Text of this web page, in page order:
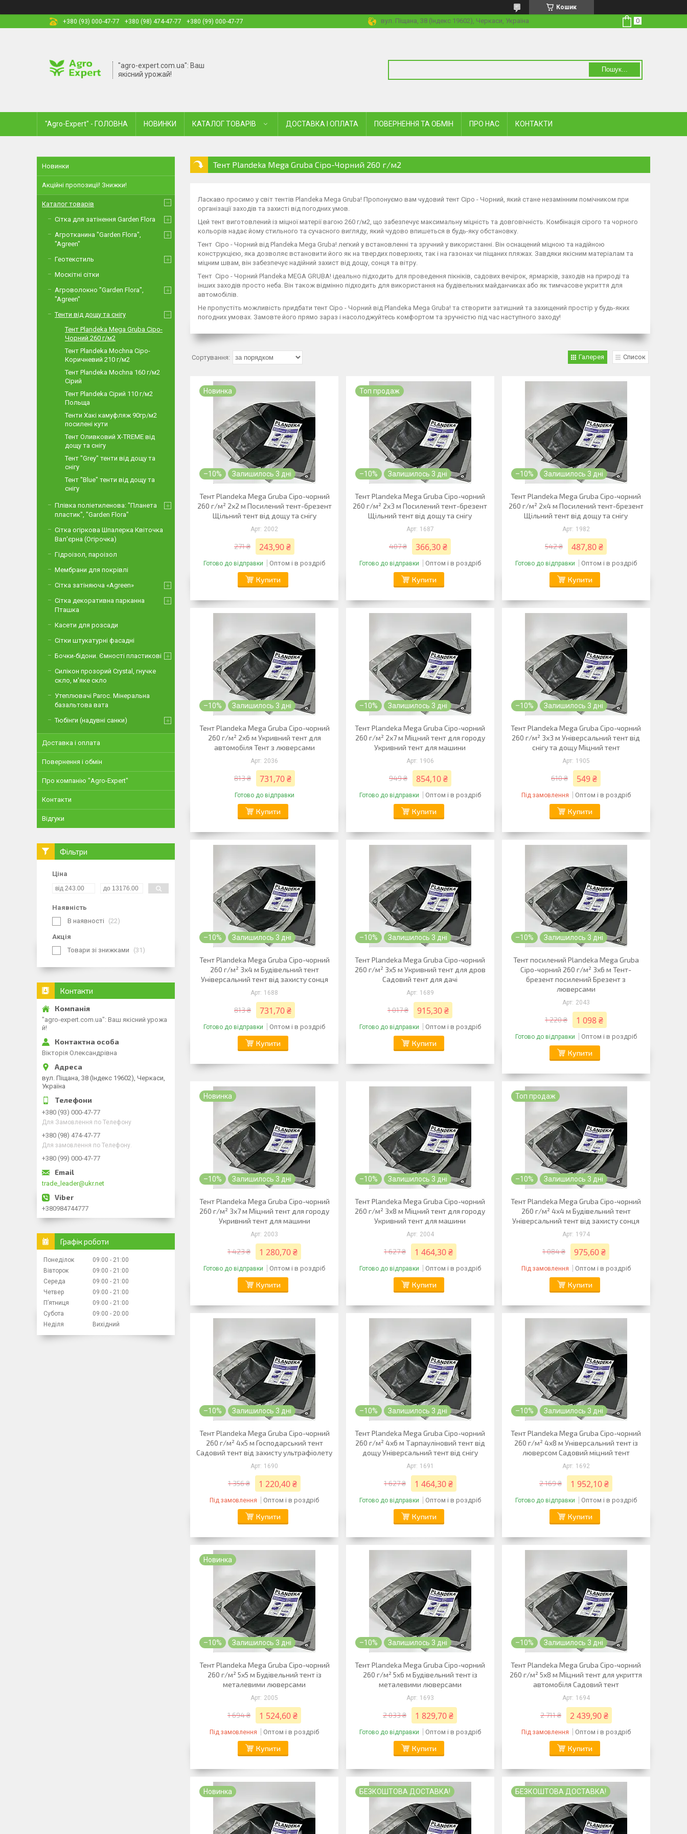
Кошик
+380 (93) 000-47-77
+380 (98) 474-47-77 +380 (99) 000-47-77 вул. Піщана, 38 (Індекс 19602), Черкаси, Україна
"agro-expert.com.ua": Ваш
якісний урожай!
Пошук...
"Agro-Expert" - ГОЛОВНА НОВИНКИ КАТАЛОГ ТОВАРІВ ДОСТАВКА І ОПЛАТА ПОВЕРНЕННЯ ТА ОБМІН ПРО НАС КОНТАКТИ
Тент Plandeka Mega Gruba Сіро-Чорний 260 г/м2
Ласкаво просимо у світ тентів Plandeka Mega Gruba! Пропонуємо вам чудовий тент Сіро - Чорний, який стане незамінним помічником при
організації заходів та захисті від погодних умов.
Цей тент виготовлений із міцної матерії вагою 260 г/м2, що забезпечує максимальну міцність та довговічність. Комбінація сірого та чорного
кольорів надає йому стильного та сучасного вигляду, який чудово впишеться в будь-яку обстановку.
Tент Сіро - Чорний від Plandeka Mega Gruba! легкий у встановленні та зручний у використанні. Він оснащений міцною та надійною
конструкцією, яка дозволяє встановити його як на твердих поверхнях, так і на газонах чи піщаних пляжах. Завдяки якісним матеріалам та
міцним швам, він забезпечує надійний захист від дощу, сонця та вітру.
Tент Сіро - Чорний Plandeka MEGA GRUBA! ідеально підходить для проведення пікніків, садових вечірок, ярмарків, заходів на природі та
інших заходів просто неба. Він також відмінно підходить для використання на будівельних майданчиках або як тимчасове укриття для
автомобілів.
Не пропустіть можливість придбати тент Сіро - Чорний від Plandeka Mega Gruba! та створити затишний та захищений простір у будь-яких
погодних умовах. Замовте його прямо зараз і насолоджуйтесь комфортом та зручністю під час наступного заходу!
Галерея Список
Новинка
–10% Залишилось 3 дні
Тент Plandeka Mega Gruba Сіро-чорний
260 г/м² 2х2 м Посилений тент-брезент
Щільний тент від дощу та снігу
2002
271 ₴ 243,90 ₴
Готово до відправки Оптом і в роздріб
Купити
Топ продаж
–10% Залишилось 3 дні
Тент Plandeka Mega Gruba Сіро-чорний
260 г/м² 2х3 м Посилений тент-брезент
Щільний тент від дощу та снігу
1687
407 ₴ 366,30 ₴
Готово до відправки Оптом і в роздріб
Купити
–10% Залишилось 3 дні
Тент Plandeka Mega Gruba Сіро-чорний
260 г/м² 2х4 м Посилений тент-брезент
Щільний тент від дощу та снігу
1982
542 ₴ 487,80 ₴
Готово до відправки Оптом і в роздріб
Купити
–10% Залишилось 3 дні
Тент Plandeka Mega Gruba Сіро-чорний
260 г/м² 2х6 м Укривний тент для
автомобіля Тент з люверсами
2036
813 ₴ 731,70 ₴
Готово до відправки
Купити
–10% Залишилось 3 дні
Тент Plandeka Mega Gruba Сіро-чорний
260 г/м² 2х7 м Міцний тент для городу
Укривний тент для машини
1906
949 ₴ 854,10 ₴
Готово до відправки Оптом і в роздріб
Купити
–10% Залишилось 3 дні
Тент Plandeka Mega Gruba Сіро-чорний
260 г/м² 3х3 м Універсальний тент від
снігу та дощу Міцний тент
1905
610 ₴ 549 ₴
Під замовлення Оптом і в роздріб
Купити
–10% Залишилось 3 дні
Тент Plandeka Mega Gruba Сіро-чорний
260 г/м² 3х4 м Будівельний тент
Універсальний тент від захисту сонця
1688
813 ₴ 731,70 ₴
Готово до відправки Оптом і в роздріб
Купити
–10% Залишилось 3 дні
Тент Plandeka Mega Gruba Сіро-чорний
260 г/м² 3х5 м Укривний тент для дров
Садовий тент для дачі
1689
1 017 ₴ 915,30 ₴
Готово до відправки Оптом і в роздріб
Купити
–10% Залишилось 3 дні
Тент посилений Plandeka Mega Gruba
Сіро-чорний 260 г/м² 3х6 м Тент-
брезент посилений Брезент з
люверсами
2043
1 220 ₴ 1 098 ₴
Готово до відправки Оптом і в роздріб
Купити
Новинка
–10% Залишилось 3 дні
Тент Plandeka Mega Gruba Сіро-чорний
260 г/м² 3х7 м Міцний тент для городу
Укривний тент для машини
2003
1 423 ₴ 1 280,70 ₴
Готово до відправки Оптом і в роздріб
Купити
–10% Залишилось 3 дні
Тент Plandeka Mega Gruba Сіро-чорний
260 г/м² 3х8 м Міцний тент для городу
Укривний тент для машини
2004
1 627 ₴ 1 464,30 ₴
Готово до відправки Оптом і в роздріб
Купити
Топ продаж
–10% Залишилось 3 дні
Тент Plandeka Mega Gruba Сіро-чорний
260 г/м² 4х4 м Будівельний тент
Універсальний тент від захисту сонця
1974
1 084 ₴ 975,60 ₴
Під замовлення Оптом і в роздріб
Купити
–10% Залишилось 3 дні
Тент Plandeka Mega Gruba Сіро-чорний
260 г/м² 4х5 м Господарський тент
Садовий тент від захисту ультрафіолету
1690
1 356 ₴ 1 220,40 ₴
Під замовлення Оптом і в роздріб
Купити
–10% Залишилось 3 дні
Тент Plandeka Mega Gruba Сіро-чорний
260 г/м² 4х6 м Тарпауліновий тент від
дощу Універсальний тент від снігу
1691
1 627 ₴ 1 464,30 ₴
Готово до відправки Оптом і в роздріб
Купити
–10% Залишилось 3 дні
Тент Plandeka Mega Gruba Сіро-чорний
260 г/м² 4х8 м Універсальний тент із
люверсом Садовий міцний тент
1692
2 169 ₴ 1 952,10 ₴
Готово до відправки Оптом і в роздріб
Купити
Новинка
–10% Залишилось 3 дні
Тент Plandeka Mega Gruba Сіро-чорний
260 г/м² 5х5 м Будівельний тент із
металевими люверсами
2005
1 694 ₴ 1 524,60 ₴
Під замовлення Оптом і в роздріб
Купити
–10% Залишилось 3 дні
Тент Plandeka Mega Gruba Сіро-чорний
260 г/м² 5х6 м Будівельний тент із
металевими люверсами
1693
2 033 ₴ 1 829,70 ₴
Готово до відправки Оптом і в роздріб
Купити
–10% Залишилось 3 дні
Тент Plandeka Mega Gruba Сіро-чорний
260 г/м² 5х8 м Міцний тент для укриття
автомобіля Садовий тент
1694
2 711 ₴ 2 439,90 ₴
Під замовлення Оптом і в роздріб
Купити
Новинка БЕЗКОШТОВА ДОСТАВКА! БЕЗКОШТОВА ДОСТАВКА!
Новинки
Акційні пропозиції! Знижки!
Каталог товарів
Сітка для затінення Garden Flora
Агротканина "Garden Flora",
"Agreen"
Геотекстиль
Москітні сітки
Агроволокно "Garden Flora",
"Agreen"
Тенти від дощу та снігу
Тент Plandeka Mega Gruba Сіро-
Чорний 260 г/м2
Тент Plandeka Mochna Сіро-
Коричневий 210 г/м2
Тент Plandeka Mochna 160 г/м2
Сірий
Тент Plandeka Cірий 110 г/м2
Польща
Тенти Хакі камуфляж 90гр/м2
посилені кути
Тент Оливковий X-TREME від
дощу та снігу
Тент "Grey" тенти від дощу та
снігу
Тент "Blue" тенти від дощу та
снігу
Плівка поліетиленова: "Планета
пластик", "Garden Flora"
Сітка огіркова Шпалерка Квіточка
Вал'єрна (Огірочка)
Гідроізол, пароізол
Мембрани для покрівлі
Сітка затіняюча «Agreen»
Сітка декоративна парканна
Пташка
Касети для розсади
Сітки штукатурні фасадні
Бочки-бідони. Ємності пластикові
Силікон прозорий Crystal, гнучке
скло, м'яке скло
Утеплювачі Paroc. Мінеральна
базальтова вата
Тюбінги (надувні санки)
Доставка і оплата
Повернення і обмін
Про компанію "Agro-Expert"
Контакти
Відгуки
Фільтри
Ціна
Наявність
В наявності
22
Акція
Товари зі знижками
31
Контакти
"agro-expert.com.ua": Ваш якісний урожа
й!
Вікторія Олександрівна
вул. Піщана, 38 (Індекс 19602), Черкаси,
Україна
+380 (93) 000-47-77
Для Замовлення по Телефону
+380 (98) 474-47-77
Для замовлення по Телефону.
+380 (99) 000-47-77
trade_leader@ukr.net
+380984744777
Графік роботи
Понеділок 09:00
21:00
Вівторок
09:00
21:00
Середа
09:00
21:00
Четвер
09:00
21:00
Пʼятниця
09:00
21:00
Субота
09:00
20:00
Неділя
Вихідний